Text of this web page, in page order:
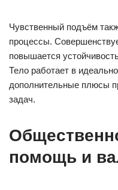
Чувственный подъём
процессы.
повышается
Тело работает в
дополнительные плюсы
задач.
помощь и